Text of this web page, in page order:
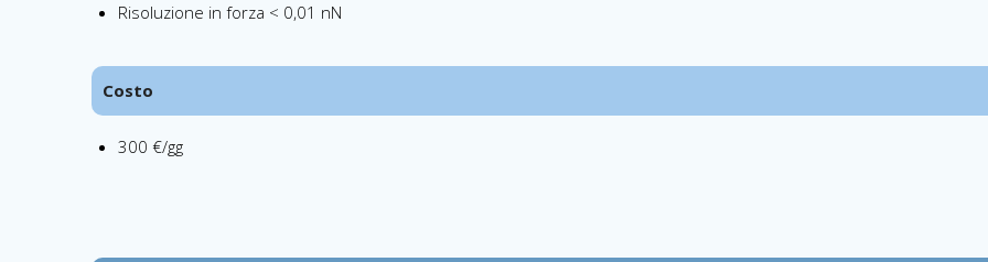
Risoluzione in forza < 0,01 nN
Costo
300 €/gg